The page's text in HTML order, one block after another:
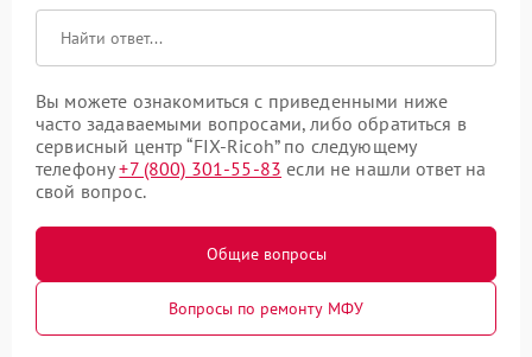
Вы можете ознакомиться с приведенными ниже
часто задаваемыми вопросами, либо обратиться в
сервисный центр “FIX-Ricoh” по следующему
телефону+7 (800) 301-55-83 если не нашли ответ на
свой вопрос.
Общие вопросы
Вопросы по ремонту МФУ